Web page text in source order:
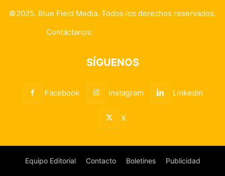
©2025. Blue Field Media. Todos los derechos reservados.
Contáctanos:
SÍGUENOS
Facebook Instagram Linkedin
X
Equipo Editorial Contacto Boletines Publicidad